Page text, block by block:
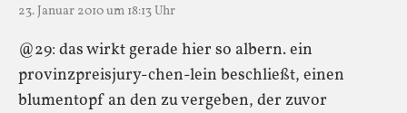
23. Januar 2010 um 18:13 Uhr
@29: das wirkt gerade hier so albern. ein
provinzpreisjury-chen-lein beschließt, einen
blumentopf an den zu vergeben, der zuvor